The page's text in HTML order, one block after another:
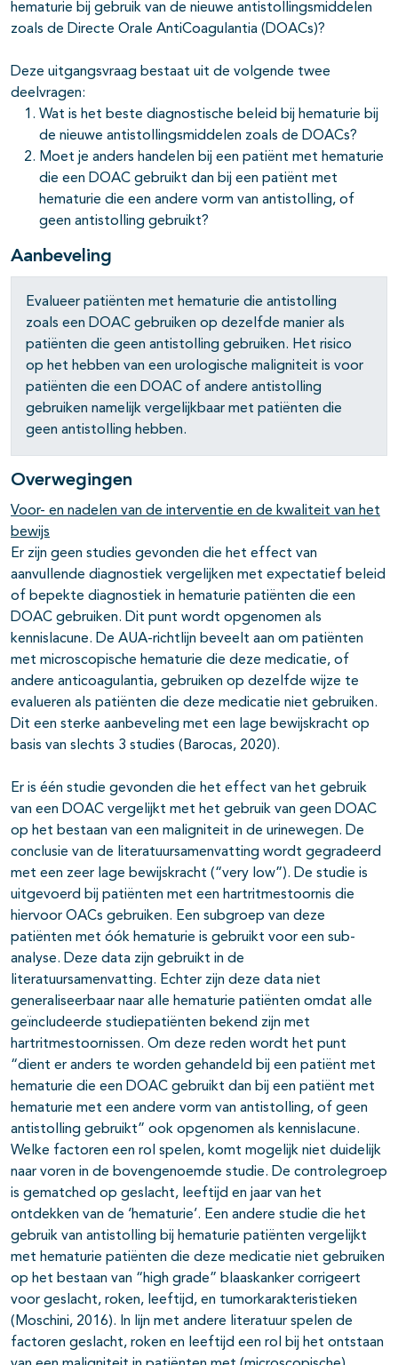
open- en dichtklappen
open- en dichtklappen
hematurie bij gebruik van de nieuwe antistollingsmiddelen
zoals de Directe Orale AntiCoagulantia (DOACs)?
Deze uitgangsvraag bestaat uit de volgende twee
deelvragen:
Wat is het beste diagnostische beleid bij hematurie bij
de nieuwe antistollingsmiddelen zoals de DOACs?
Moet je anders handelen bij een patiënt met hematurie
die een DOAC gebruikt dan bij een patiënt met
hematurie die een andere vorm van antistolling, of
geen antistolling gebruikt?
Aanbeveling
Evalueer patiënten met hematurie die antistolling
zoals een DOAC gebruiken op dezelfde manier als
patiënten die geen antistolling gebruiken. Het risico
op het hebben van een urologische maligniteit is voor
patiënten die een DOAC of andere antistolling
gebruiken namelijk vergelijkbaar met patiënten die
geen antistolling hebben.
Overwegingen
Voor- en nadelen van de interventie en de kwaliteit van het
bewijs
Er zijn geen studies gevonden die het effect van
aanvullende diagnostiek vergelijken met expectatief beleid
of bepekte diagnostiek in hematurie patiënten die een
DOAC gebruiken. Dit punt wordt opgenomen als
kennislacune. De AUA-richtlijn beveelt aan om patiënten
met microscopische hematurie die deze medicatie, of
andere anticoagulantia, gebruiken op dezelfde wijze te
evalueren als patiënten die deze medicatie niet gebruiken.
Dit een sterke aanbeveling met een lage bewijskracht op
basis van slechts 3 studies (Barocas, 2020).
Er is één studie gevonden die het effect van het gebruik
van een DOAC vergelijkt met het gebruik van geen DOAC
op het bestaan van een maligniteit in de urinewegen. De
conclusie van de literatuursamenvatting wordt gegradeerd
met een zeer lage bewijskracht (“very low”). De studie is
uitgevoerd bij patiënten met een hartritmestoornis die
hiervoor OACs gebruiken. Een subgroep van deze
patiënten met óók hematurie is gebruikt voor een sub-
analyse. Deze data zijn gebruikt in de
literatuursamenvatting. Echter zijn deze data niet
generaliseerbaar naar alle hematurie patiënten omdat alle
geïncludeerde studiepatiënten bekend zijn met
hartritmestoornissen. Om deze reden wordt het punt
“dient er anders te worden gehandeld bij een patiënt met
hematurie die een DOAC gebruikt dan bij een patiënt met
hematurie met een andere vorm van antistolling, of geen
antistolling gebruikt” ook opgenomen als kennislacune.
Welke factoren een rol spelen, komt mogelijk niet duidelijk
naar voren in de bovengenoemde studie. De controlegroep
is gematched op geslacht, leeftijd en jaar van het
ontdekken van de ‘hematurie’. Een andere studie die het
gebruik van antistolling bij hematurie patiënten vergelijkt
met hematurie patiënten die deze medicatie niet gebruiken
op het bestaan van “high grade” blaaskanker corrigeert
voor geslacht, roken, leeftijd, en tumorkarakteristieken
(Moschini, 2016). In lijn met andere literatuur spelen de
factoren geslacht, roken en leeftijd een rol bij het ontstaan